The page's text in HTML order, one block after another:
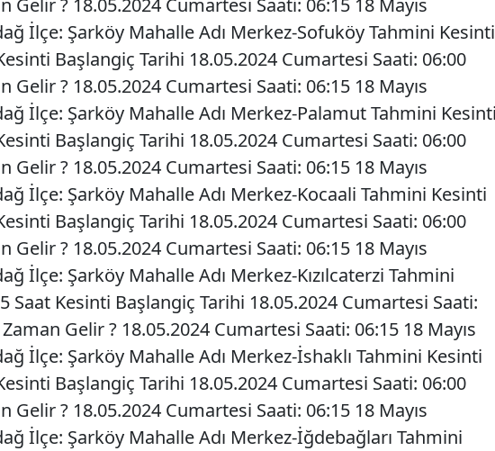
Gelir ? 18.05.2024 Cumartesi Saati: 06:15 18 Mayıs
İlçe: Şarköy Mahalle Adı Merkez-Sofuköy Tahmini Kesinti
Başlangiç Tarihi 18.05.2024 Cumartesi Saati: 06:00
Gelir ? 18.05.2024 Cumartesi Saati: 06:15 18 Mayıs
İlçe: Şarköy Mahalle Adı Merkez-Palamut Tahmini
Başlangiç Tarihi 18.05.2024 Cumartesi Saati: 06:00
Gelir ? 18.05.2024 Cumartesi Saati: 06:15 18 Mayıs
İlçe: Şarköy Mahalle Adı Merkez-Kocaali Tahmini Kesinti
Başlangiç Tarihi 18.05.2024 Cumartesi Saati: 06:00
Gelir ? 18.05.2024 Cumartesi Saati: 06:15 18 Mayıs
İlçe: Şarköy Mahalle Adı Merkez-Kızılcaterzi Tahmini
Saat Kesinti Başlangiç Tarihi 18.05.2024 Cumartesi Saati:
Gelir ? 18.05.2024 Cumartesi Saati: 06:15 18 Mayıs
İlçe: Şarköy Mahalle Adı Merkez-İshaklı Tahmini Kesinti
Başlangiç Tarihi 18.05.2024 Cumartesi Saati: 06:00
Gelir ? 18.05.2024 Cumartesi Saati: 06:15 18 Mayıs
İlçe: Şarköy Mahalle Adı Merkez-İğdebağları Tahmini